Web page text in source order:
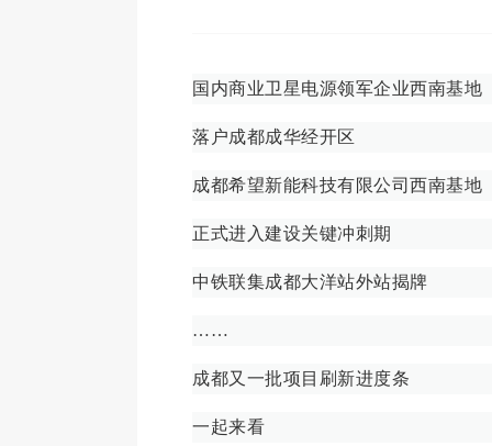
国内商业卫星电源领军企业西南基地
落户成都成华经开区
成都希望新能科技有限公司西南基地
正式进入建设关键冲刺期
中铁联集成都大洋站外站揭牌
……
成都又一批项目刷新进度条
一起来看